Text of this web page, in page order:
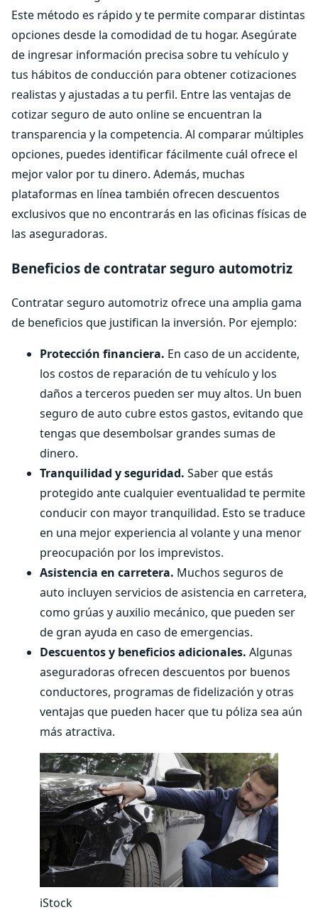
Este método es rápido y te permite comparar distintas
opciones desde la comodidad de tu hogar. Asegúrate
de ingresar información precisa sobre tu vehículo y
tus hábitos de conducción para obtener cotizaciones
realistas y ajustadas a tu perfil. Entre las ventajas de
cotizar seguro de auto online se encuentran la
transparencia y la competencia. Al comparar múltiples
opciones, puedes identificar fácilmente cuál ofrece el
mejor valor por tu dinero. Además, muchas
plataformas en línea también ofrecen descuentos
exclusivos que no encontrarás en las oficinas físicas de
las aseguradoras.
Beneficios de contratar seguro automotriz
Contratar seguro automotriz ofrece una amplia gama
de beneficios que justifican la inversión. Por ejemplo:
Protección financiera. En caso de un accidente,
los costos de reparación de tu vehículo y los
daños a terceros pueden ser muy altos. Un buen
seguro de auto cubre estos gastos, evitando que
tengas que desembolsar grandes sumas de
dinero.
Tranquilidad y seguridad. Saber que estás
protegido ante cualquier eventualidad te permite
conducir con mayor tranquilidad. Esto se traduce
en una mejor experiencia al volante y una menor
preocupación por los imprevistos.
Asistencia en carretera. Muchos seguros de
auto incluyen servicios de asistencia en carretera,
como grúas y auxilio mecánico, que pueden ser
de gran ayuda en caso de emergencias.
Descuentos y beneficios adicionales. Algunas
aseguradoras ofrecen descuentos por buenos
conductores, programas de fidelización y otras
ventajas que pueden hacer que tu póliza sea aún
más atractiva.
iStock